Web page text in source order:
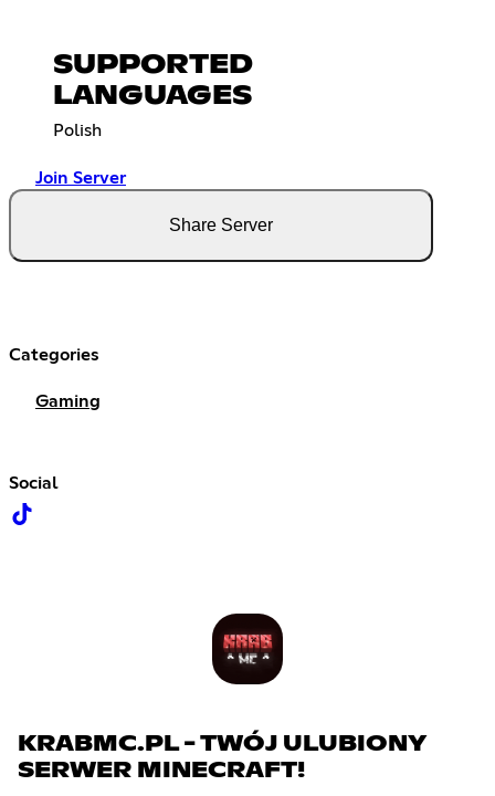
SUPPORTED
LANGUAGES
Polish
Join Server
Share Server
Categories
Gaming
Social
KRABMC.PL - TWÓJ ULUBIONY
SERWER MINECRAFT!